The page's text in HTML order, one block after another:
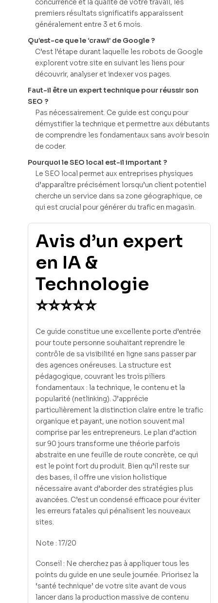
concurrence et la qualité de votre travail, les
premiers résultats significatifs apparaissent
généralement entre 3 et 6 mois.
Qu’est-ce que le ‘crawl’ de Google ?
C’est l’étape durant laquelle les robots de Google
explorent votre site en suivant les liens pour
découvrir, analyser et indexer vos pages.
Faut-il être un expert technique pour réussir son
SEO ?
Pas nécessairement. Ce guide est conçu pour
démystifier la technique et permettre aux débutants
de comprendre les fondamentaux sans avoir besoin
de coder.
Pourquoi le SEO local est-il important ?
Le SEO local permet aux entreprises physiques
d’apparaître précisément lorsqu’un client potentiel
cherche un service dans sa zone géographique, ce
qui est crucial pour générer du trafic en magasin.
Avis d’un expert
en IA &
Technologie
⭐⭐⭐⭐⭐
Ce guide constitue une excellente porte d’entrée
pour toute personne souhaitant reprendre le
contrôle de sa visibilité en ligne sans passer par
des agences onéreuses. La structure est
pédagogique, couvrant les trois piliers
fondamentaux : la technique, le contenu et la
popularité (netlinking). J’apprécie
particulièrement la distinction claire entre le trafic
organique et payant, une notion souvent mal
comprise par les entrepreneurs. Le plan d’action
sur 90 jours transforme une théorie parfois
abstraite en une feuille de route concrète, ce qui
est le point fort du produit. Bien qu’il reste sur
des bases, il offre une vision holistique
nécessaire avant d’aborder des stratégies plus
avancées. C’est un condensé efficace pour éviter
les erreurs fatales qui pénalisent les nouveaux
sites.
Note : 17/20
Conseil : Ne cherchez pas à appliquer tous les
points du guide en une seule journée. Priorisez la
‘santé technique’ de votre site avant de vous
lancer dans la production massive de contenu